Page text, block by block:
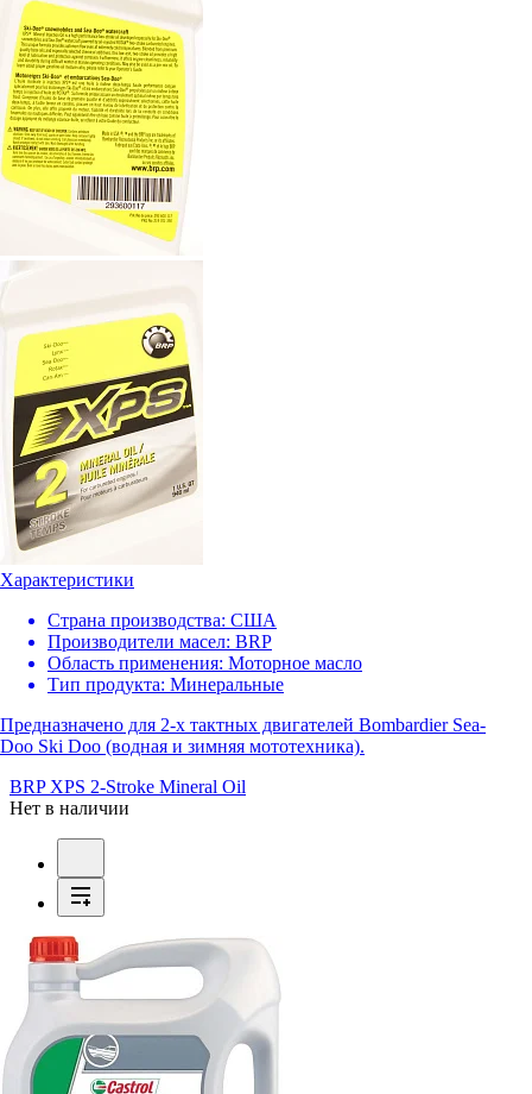
Характеристики
Страна производства: США
Производители масел: BRP
Область применения: Моторное масло
Тип продукта: Минеральные
Предназначено для 2-х тактных двигателей Bombardier Sea-
Doo Ski Doo (водная и зимняя мототехника).
BRP XPS 2-Stroke Mineral Oil
Нет в наличии